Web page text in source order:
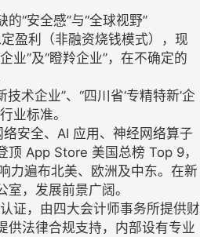
“安全感”与“全球视野”
盈利（非融资烧钱模式），现
业”及“瞪羚企业”，在不确定的
术企业”、“四川省‘专精特新’企
业标准。
安全、AI 应用、神经网络算子
顶 App Store 美国总榜 Top 9，
力遍布北美、欧洲及中东。在新
，发展前景广阔。
证，由四大会计师事务所提供财
供法律合规支持，内部设有专业